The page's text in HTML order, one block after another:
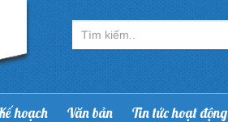
hoạch Văn bản Tin tức hoạt động